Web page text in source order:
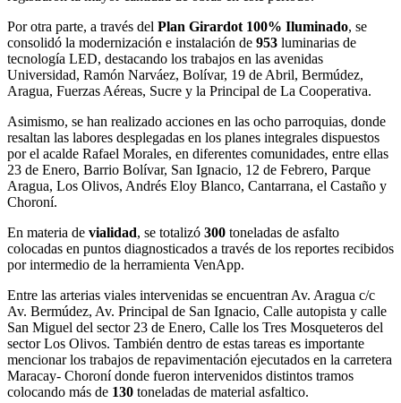
Por otra parte, a través del Plan Girardot 100% Iluminado, se
consolidó la modernización e instalación de 953 luminarias de
tecnología LED, destacando los trabajos en las avenidas
Universidad, Ramón Narváez, Bolívar, 19 de Abril, Bermúdez,
Aragua, Fuerzas Aéreas, Sucre y la Principal de La Cooperativa.
Asimismo, se han realizado acciones en las ocho parroquias, donde
resaltan las labores desplegadas en los planes integrales dispuestos
por el acalde Rafael Morales, en diferentes comunidades, entre ellas
23 de Enero, Barrio Bolívar, San Ignacio, 12 de Febrero, Parque
Aragua, Los Olivos, Andrés Eloy Blanco, Cantarrana, el Castaño y
Choroní.
En materia de vialidad, se totalizó 300 toneladas de asfalto
colocadas en puntos diagnosticados a través de los reportes recibidos
por intermedio de la herramienta VenApp.
Entre las arterias viales intervenidas se encuentran Av. Aragua c/c
Av. Bermúdez, Av. Principal de San Ignacio, Calle autopista y calle
San Miguel del sector 23 de Enero, Calle los Tres Mosqueteros del
sector Los Olivos. También dentro de estas tareas es importante
mencionar los trabajos de repavimentación ejecutados en la carretera
Maracay- Choroní donde fueron intervenidos distintos tramos
colocando más de 130 toneladas de material asfaltico.